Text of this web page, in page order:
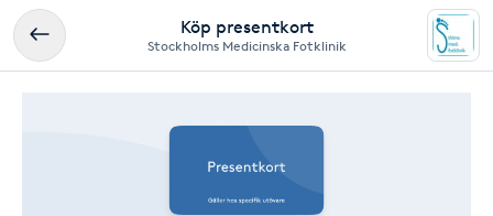
Köp presentkort
Stockholms Medicinska Fotklinik